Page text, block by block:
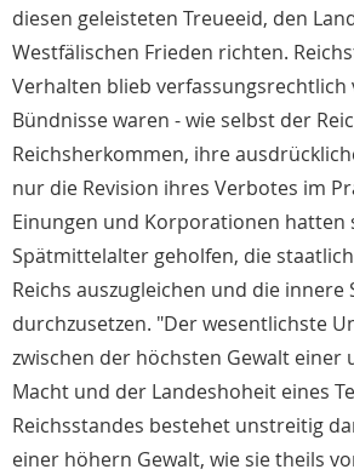
diesen geleisteten Treueeid, den
Westfälischen Frieden richten.
Verhalten blieb verfassungsrechtlich
Bündnisse waren - wie selbst der
Reichsherkommen, ihre
nur die Revision ihres Verbotes im
Einungen und Korporationen hatten
Spätmittelalter geholfen, die
Reichs auszugleichen und die innere
durchzusetzen. "Der wesentlichste
zwischen der höchsten Gewalt einer
Macht und der Landeshoheit eines
Reichsstandes bestehet unstreitig
einer höhern Gewalt, wie sie theils